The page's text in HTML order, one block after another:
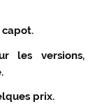
capot.
les versions,
prix.